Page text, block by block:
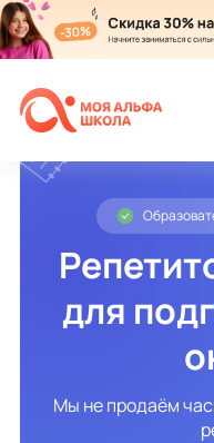
для
Мы не продаём